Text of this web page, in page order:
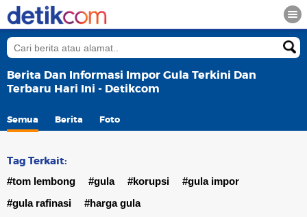
Berita Dan Informasi Impor Gula Terkini Dan
Terbaru Hari Ini - Detikcom
Semua Berita Foto
Tag Terkait:
#tom lembong #gula #korupsi
#gula impor
#gula rafinasi
#harga gula